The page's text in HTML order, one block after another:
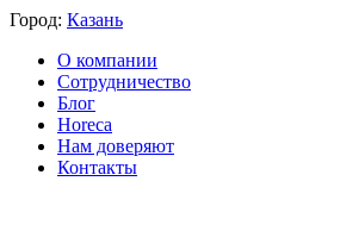
Город: Казань
О компании
Сотрудничество
Блог
Horeca
Нам доверяют
Контакты